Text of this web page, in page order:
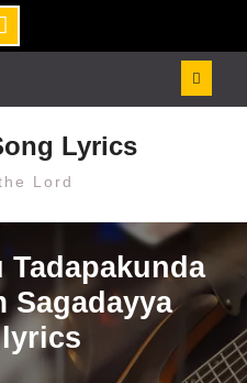
Lyrics
Lord
Tadapakunda
Sagadayya